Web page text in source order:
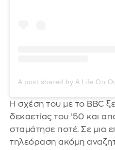
A post shared by A Life On
Η σχέση του με το BBC
δεκαετίας του ’50 και
σταμάτησε ποτέ. Σε μια
τηλεόραση ακόμη